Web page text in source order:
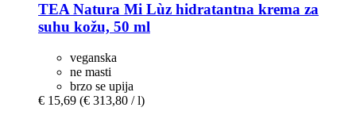
TEA Natura Mi Lùz hidratantna krema za
suhu kožu, 50 ml
veganska
ne masti
brzo se upija
€ 15,69 (€ 313,80 / l)